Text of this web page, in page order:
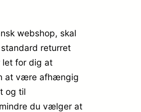
webshop, skal
returret
let for dig at
at være afhængig
og til
du vælger at